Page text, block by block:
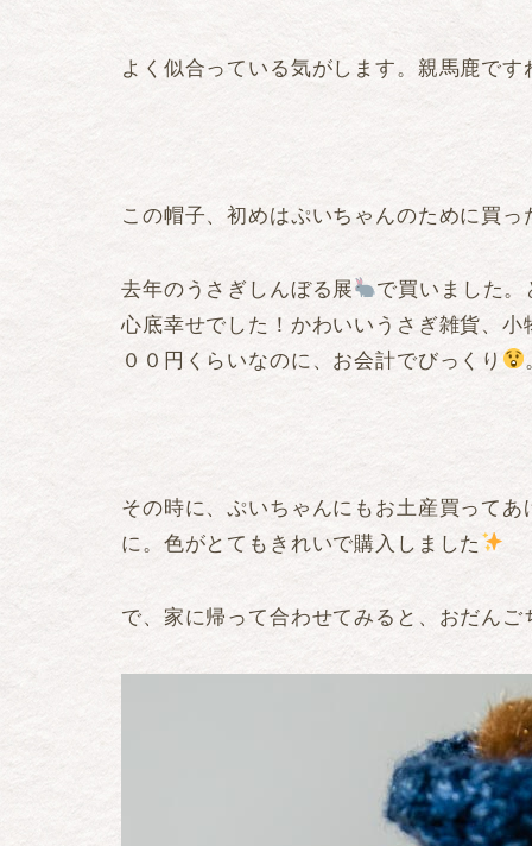
よく似合っている気がします。親馬鹿です
この帽子、初めはぷいちゃんのために買
去年のうさぎしんぼる展
で買いました
心底幸せでした！かわいいうさぎ雑貨、
００円くらいなのに、お会計でびっくり
その時に、ぷいちゃんにもお土産買って
に。色がとてもきれいで購入しました
で、家に帰って合わせてみると、おだん